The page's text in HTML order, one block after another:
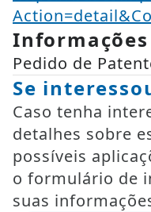
Pedido de
Se
Caso tenha
detalhes sobre
possíveis
o formulário de
suas